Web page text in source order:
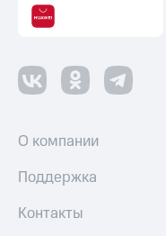
О компании
Поддержка
Контакты